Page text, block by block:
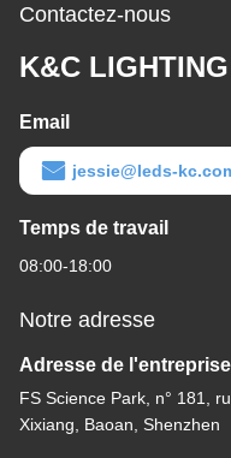
Contactez-nous
K&C
Email
jessie@leds-
Temps de travail
08:00-18:00
Notre adresse
Adresse de l'entreprise
FS Science Park, n° 181,
Xixiang, Baoan, Shenzhen